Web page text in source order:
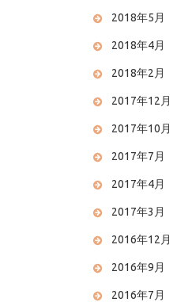
2018年5月
2018年4月
2018年2月
2017年12月
2017年10月
2017年7月
2017年4月
2017年3月
2016年12月
2016年9月
2016年7月